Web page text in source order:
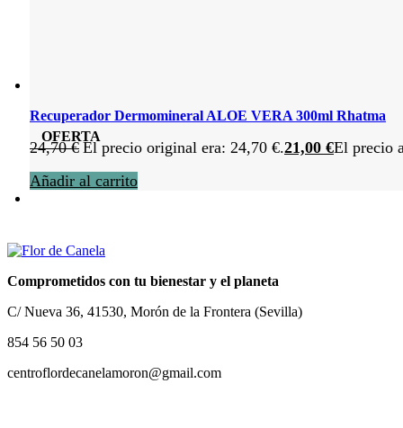
OFERTA
Recuperador Dermomineral ALOE VERA 300ml Rhatma
24,70€ El precio original era: 24,70 €.21,00 €El precio
Añadir al carrito
Comprometidos con tu bienestar y el planeta
C/ Nueva 36, 41530, Morón de la Frontera (Sevilla)
854 56 50 03
centroflordecanelamoron@gmail.com